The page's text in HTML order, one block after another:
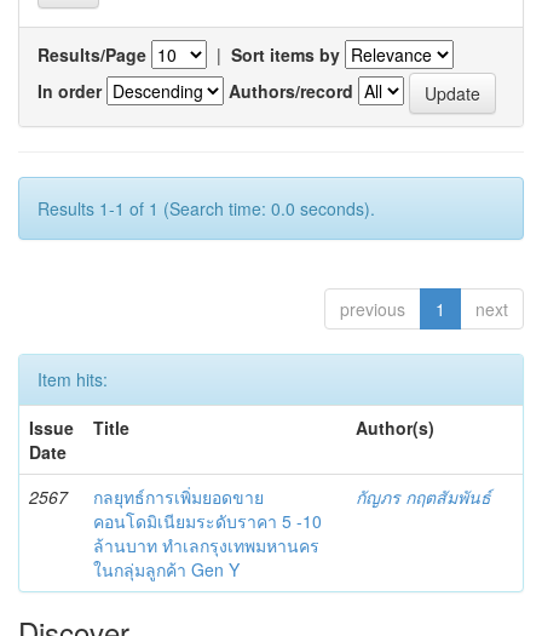
Results/Page | Sort items by
In order
Authors/record
Results 1-1 of 1 (Search time: 0.0 seconds).
previous 1 next
Item hits:
Issue
Date
Title Author(s)
2567
กลยุทธ์การเพิ่มยอดขาย
คอนโดมิเนียมระดับราคา 5 -10
ล้านบาท ทำเลกรุงเทพมหานคร
ในกลุ่มลูกค้า Gen Y
กัญภร กฤตสัมพันธ์